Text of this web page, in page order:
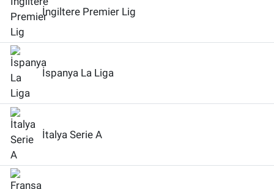
İngiltere Premier Lig
İspanya La Liga
İtalya Serie A